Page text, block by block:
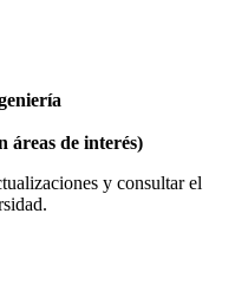
áreas de interés)
y consultar el